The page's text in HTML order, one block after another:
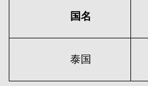
国名
泰国